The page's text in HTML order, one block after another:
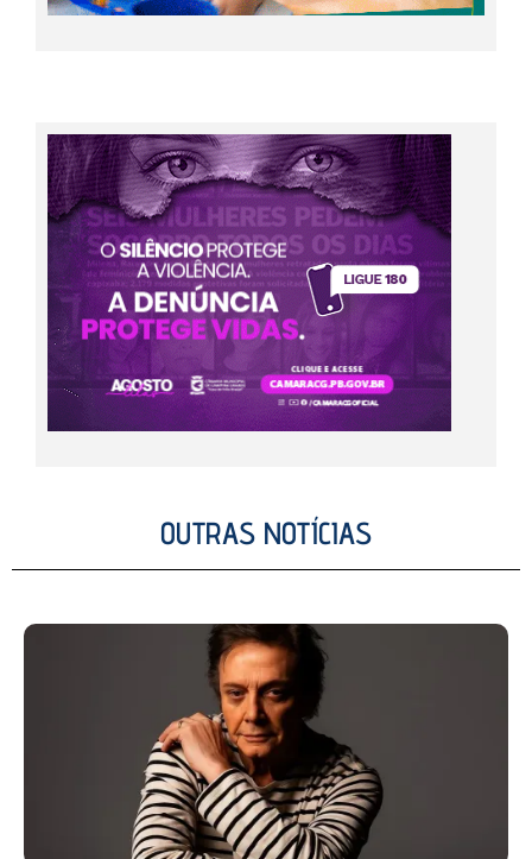
OUTRAS NOTÍCIAS